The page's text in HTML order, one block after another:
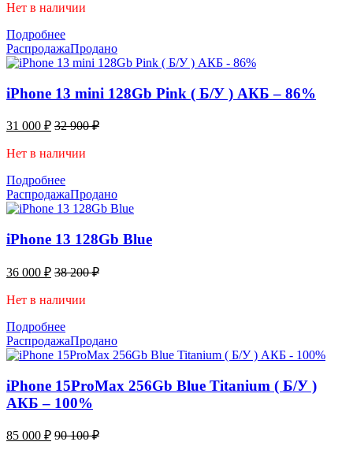
Нет в наличии
Подробнее
РаспродажаПродано
iPhone 13 mini 128Gb Pink ( Б/У ) АКБ – 86%
31 000 ₽ 32 900₽
Нет в наличии
Подробнее
РаспродажаПродано
iPhone 13 128Gb Blue
36 000 ₽ 38 200₽
Нет в наличии
Подробнее
РаспродажаПродано
iPhone 15ProMax 256Gb Blue Titanium ( Б/У )
АКБ – 100%
85 000 ₽ 90 100₽